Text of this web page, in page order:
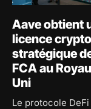
Aave obtient
licence crypto
stratégique
FCA au
Uni
Le protocole DeFi